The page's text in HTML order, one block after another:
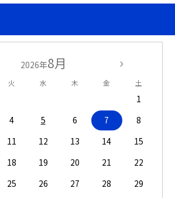
2026年8月
火 水 木 金 土
1
4 5 6 7
8
11 12 13 14
15
18 19 20 21
22
25 26 27 28
29